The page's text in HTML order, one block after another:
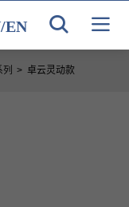
/EN
> 卓云灵动款